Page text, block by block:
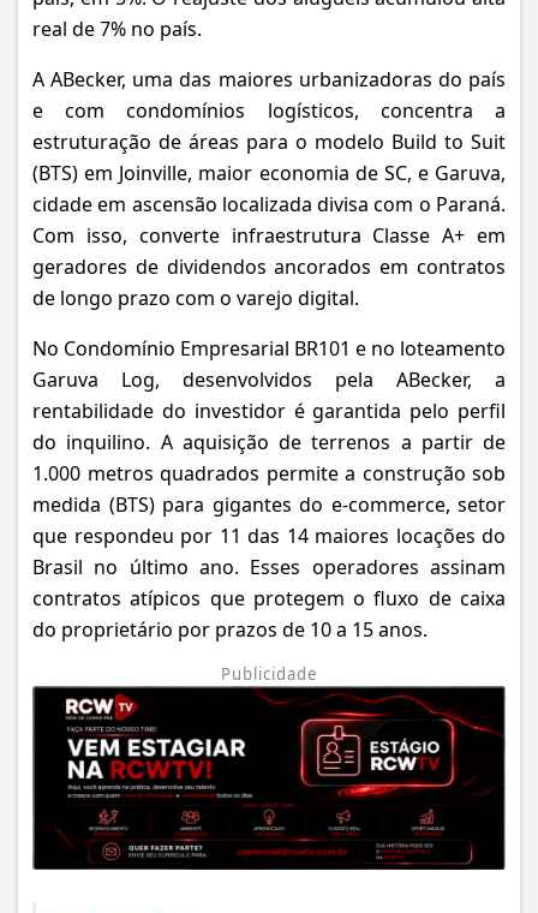
real de 7% no país.
A ABecker, uma das maiores urbanizadoras do país
e com condomínios logísticos, concentra a
estruturação de áreas para o modelo Build to Suit
(BTS) em Joinville, maior economia de SC, e Garuva,
cidade em ascensão localizada divisa com o Paraná.
Com isso, converte infraestrutura Classe A+ em
geradores de dividendos ancorados em contratos
de longo prazo com o varejo digital.
No Condomínio Empresarial BR101 e no loteamento
Garuva Log, desenvolvidos pela ABecker, a
rentabilidade do investidor é garantida pelo perfil
do inquilino. A aquisição de terrenos a partir de
1.000 metros quadrados permite a construção sob
medida (BTS) para gigantes do e-commerce, setor
que respondeu por 11 das 14 maiores locações do
Brasil no último ano. Esses operadores assinam
contratos atípicos que protegem o fluxo de caixa
do proprietário por prazos de 10 a 15 anos.
Publicidade